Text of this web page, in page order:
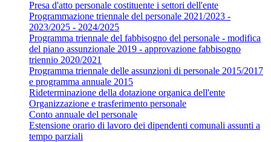
Presa d'atto personale costituente i settori dell'ente
Programmazione triennale del personale 2021/2023 -
2023/2025 - 2024/2025
Programma triennale del fabbisogno del personale - modifica
del piano assunzionale 2019 - approvazione fabbisogno
triennio 2020/2021
Programma triennale delle assunzioni di personale 2015/2017
e programma annuale 2015
Rideterminazione della dotazione organica dell'ente
Organizzazione e trasferimento personale
Conto annuale del personale
Estensione orario di lavoro dei dipendenti comunali assunti a
tempo parziali